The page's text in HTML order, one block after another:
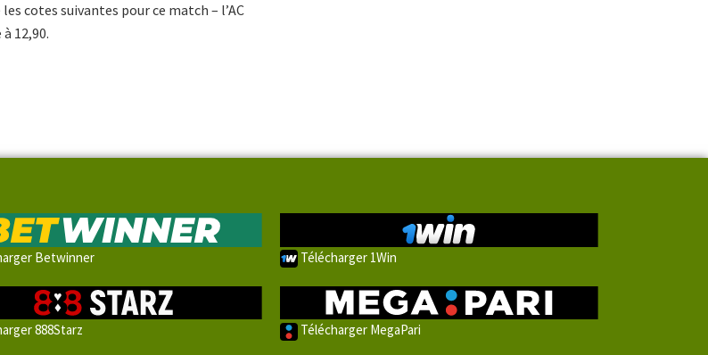
cotes suivantes pour ce match – l’AC
12,90.
Betwinner Télécharger 1Win
888Starz Télécharger MegaPari